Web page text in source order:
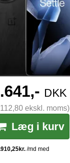
DKK
ekskl. moms)
Læg i kurv